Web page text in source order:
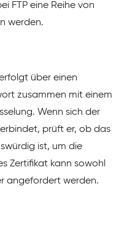
FTP eine Reihe von
werden.
über einen
zusammen mit einem
Wenn sich der
prüft er, ob das
ist, um die
Zertifikat kann sowohl
angefordert werden.